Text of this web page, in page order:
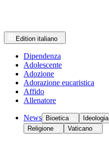
Edition italiano
Dipendenza
Adolescente
Adozione
Adorazione eucaristica
Affido
Allenatore
News Bioetica Ideologia
Religione
Vaticano